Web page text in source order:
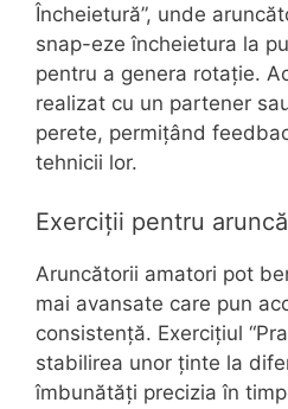
Încheietură”, unde
snap-eze încheietura la
pentru a genera rotație.
realizat cu un partener
perete, permițând
tehnicii lor.
Exerciții pentru
Aruncătorii amatori pot
mai avansate care pun
consistență. Exercițiul
stabilirea unor ținte la
îmbunătăți precizia în